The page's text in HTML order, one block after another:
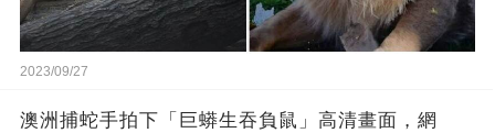
2023/09/27
澳洲捕蛇手拍下「巨蟒生吞負鼠」高清畫面，網